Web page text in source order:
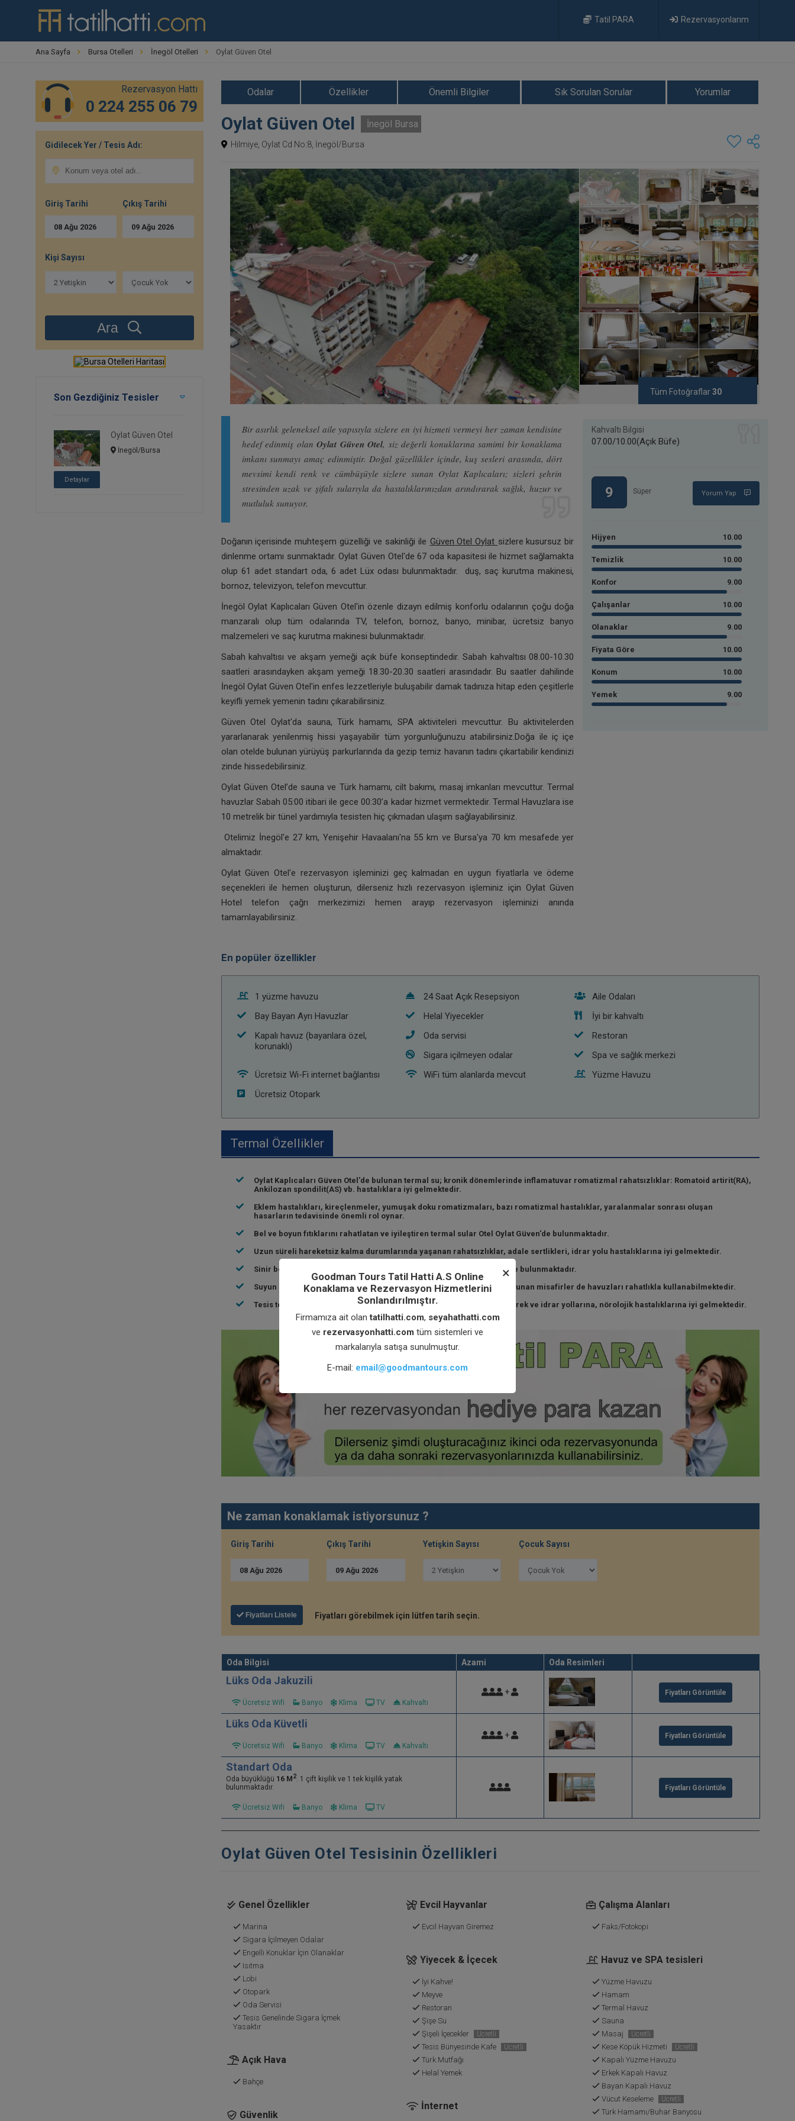
Rezervasyonlarım
Tatil PARA
Ana Sayfa Bursa Otelleri İnegöl Otelleri Oylat Güven Otel
Rezervasyon Hattı
0 224 255 06 79
Gidilecek Yer / Tesis Adı:
Giriş Tarihi
08 Ağu 2026
Çıkış Tarihi
09Ağu 2026
Kişi Sayısı
Ara
Son Gezdiğiniz Tesisler
Detaylar
Oylat Güven Otel
İnegöl/Bursa
Odalar Özellikler Önemli Bilgiler Sık Sorulan Sorular Yorumlar
Oylat Güven Otel İnegöl Bursa
Hilmiye, Oylat Cd No:8, İnegöl/Bursa
Tüm Fotoğraflar30
Bir asırlık geleneksel aile yapısıyla sizlere en iyi hizmeti vermeyi her zaman kendisine
hedef edinmiş olanOylat Güven Otel, siz değerli konuklarına samimi bir konaklama
imkanı sunmayı amaç edinmiştir. Doğal güzellikler içinde, kuş sesleri arasında, dört
mevsimi kendi renk ve cümbüşüyle sizlere sunan Oylat Kaplıcaları; sizleri şehrin
stresinden uzak ve şifalı sularıyla da hastalıklarınızdan arındırarak sağlık, huzur ve
mutluluk sunuyor.
Doğanın içerisinde muhteşem güzelliği ve sakinliği ile Güven Otel Oylat sizlere kusursuz bir
dinlenme ortamı sunmaktadır. Oylat Güven Otel'de 67 oda kapasitesi ile hizmet sağlamakta
olup 61 adet standart oda, 6 adet Lüx odası bulunmaktadır. duş, saç kurutma makinesi,
bornoz, televizyon, telefon mevcuttur.
İnegöl Oylat Kaplıcaları Güven Otel'in özenle dizayn edilmiş konforlu odalarının çoğu doğa
manzaralı olup tüm odalarında TV, telefon, bornoz, banyo, minibar, ücretsiz banyo
malzemeleri ve saç kurutma makinesi bulunmaktadır.
Sabah kahvaltısı ve akşam yemeği açık büfe konseptindedir. Sabah kahvaltısı 08.00-10.30
saatleri arasındayken akşam yemeği 18.30-20.30 saatleri arasındadır. Bu saatler dahilinde
İnegöl Oylat Güven Otel'in enfes lezzetleriyle buluşabilir damak tadınıza hitap eden çeşitlerle
keyifli yemek yemenin tadını çıkarabilirsiniz.
Güven Otel Oylat'da sauna, Türk hamamı, SPA aktiviteleri mevcuttur. Bu aktivitelerden
yararlanarak yenilenmiş hissi yaşayabilir tüm yorgunluğunuzu atabilirsiniz.Doğa ile iç içe
olan otelde bulunan yürüyüş parkurlarında da gezip temiz havanın tadını çıkartabilir kendinizi
zinde hissedebilirsiniz.
Oylat Güven Otel’de sauna ve Türk hamamı, cilt bakımı, masaj imkanları mevcuttur. Termal
havuzlar Sabah 05:00 itibari ile gece 00:30’a kadar hizmet vermektedir. Termal Havuzlara ise
10 metrelik bir tünel yardımıyla tesisten hiç çıkmadan ulaşım sağlayabilirsiniz.
Otelimiz İnegöl'e 27 km, Yenişehir Havaalanı'na 55 km ve Bursa'ya 70 km mesafede yer
almaktadır.
Oylat Güven Otel'e rezervasyon işleminizi geç kalmadan en uygun fiyatlarla ve ödeme
seçenekleri ile hemen oluşturun, dilerseniz hızlı rezervasyon işleminiz için Oylat Güven
Hotel telefon çağrı merkezimizi hemen arayıp rezervasyon işleminizi anında
tamamlayabilirsiniz.
Kahvaltı Bilgisi
07.00/10.00(Açık Büfe)
9 Süper Yorum Yap
Hijyen 10.00
Temizlik 10.00
Konfor 9.00
Çalışanlar 10.00
Olanaklar 9.00
Fiyata Göre 10.00
Konum 10.00
Yemek 9.00
En popüler özellikler
1 yüzme havuzu 24 Saat Açık Resepsiyon
Aile Odaları
Bay Bayan Ayrı Havuzlar
Helal Yiyecekler
İyi bir kahvaltı
Kapalı havuz (bayanlara özel,
korunaklı)
Oda servisi
Restoran
Sigara içilmeyen odalar
Spa ve sağlık merkezi
Ücretsiz Wi-Fi internet bağlantısı
WiFi tüm alanlarda mevcut
Yüzme Havuzu
Ücretsiz Otopark
Termal Özellikler
Oylat Kaplıcaları Güven Otel'de bulunan termal su; kronik dönemlerinde inflamatuvar romatizmal rahatsızlıklar: Romatoid artirit(RA),
Ankilozan spondilit(AS) vb. hastalıklara iyi gelmektedir.
Eklem hastalıkları, kireçlenmeler, yumuşak doku romatizmaları, bazı romatizmal hastalıklar, yaralanmalar sonrası oluşan
hasarların tedavisinde önemli rol oynar.
Bel ve boyun fıtıklarını rahatlatan ve iyileştiren termal sular Otel Oylat Güven'de bulunmaktadır.
Uzun süreli hareketsiz kalma durumlarında yaşanan rahatsızlıklar, adale sertlikleri, idrar yolu hastalıklarına iyi gelmektedir.
Sinir boyunca yayılan iltihapları iyileştiren termal sular Oylat Güven'de bulunmaktadır.
Suyun ısısının düşük olması sebebiyle kalp ve tansiyon rahatsızlığı bulunan misafirler de havuzları rahatlıkla kullanabilmektedir.
Tesis termal suyun, solunum sistemine, cilt, kas iskelet sistemine, böbrek ve idrar yollarına, nörolojik hastalıklarına iyi gelmektedir.
Ne zaman konaklamak istiyorsunuz ?
Giriş Tarihi
08Ağu 2026
Çıkış Tarihi
09 Ağu 2026
Yetişkin Sayısı Çocuk Sayısı
Fiyatları Listele Fiyatları görebilmek için lütfen tarih seçin.
Oda Bilgisi Azami Oda Resimleri
Lüks Oda Jakuzili
Ücretsiz Wifi Banyo Klima TV Kahvaltı
+ Fiyatları Görüntüle
Lüks Oda Küvetli
Ücretsiz Wifi Banyo Klima TV Kahvaltı
+ Fiyatları Görüntüle
Standart Oda
Oda büyüklüğü 16 M 2. 1 çift kişilik ve 1 tek kişilik yatak
bulunmaktadır.
Ücretsiz Wifi Banyo Klima TV
Fiyatları Görüntüle
Oylat Güven Otel Tesisinin Özellikleri
Genel Özellikler
Marina
Sigara İçilmeyen Odalar
Engelli Konuklar İçin Olanaklar
Isıtma
Lobi
Otopark
Oda Servisi
Tesis Genelinde Sigara İçmek
Yasaktır
Açık Hava
Bahçe
Güvenlik
Evcil Hayvanlar
Evcil Hayvan Giremez
Yiyecek & İçecek
İyi Kahve!
Meyve
Restoran
Şişe Su
Şişeli İçecekler
Ücretli
Tesis Bünyesinde Kafe Ücretli
Türk Mutfağı
Helal Yemek
İnternet
Çalışma Alanları
Faks/Fotokopi
Havuz ve SPA tesisleri
Yüzme Havuzu
Hamam
Termal Havuz
Sauna
Masaj
Ücretli
Kese Köpük Hizmeti Ücretli
Kapalı Yüzme Havuzu
Erkek Kapalı Havuz
Bayan Kapalı Havuz
Vücut Keseleme
Ücretli
Türk Hamamı/Buhar Banyosu
×
Goodman Tours Tatil Hatti A.S Online
Konaklama ve Rezervasyon Hizmetlerini
Sonlandırılmıştır.
Firmamıza ait olantatilhatti.com, seyahathatti.com
ve rezervasyonhatti.com tüm sistemleri ve
markalarıyla satışa sunulmuştur.
E-mail: email@goodmantours.com